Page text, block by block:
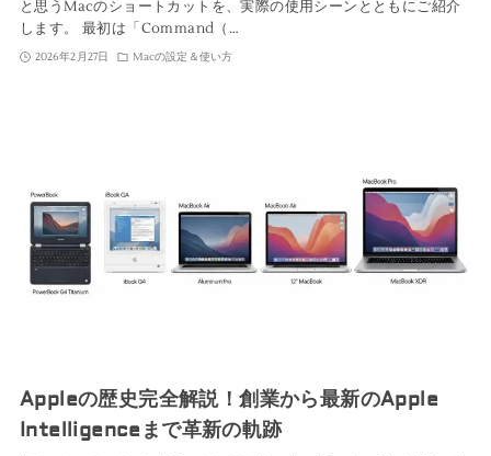
と思うMacのショートカットを、実際の使用シーンとともにご紹介
します。 最初は「Command（…
2026年2月27日 Macの設定＆使い方
Appleの歴史完全解説！創業から最新のApple
Intelligenceまで革新の軌跡